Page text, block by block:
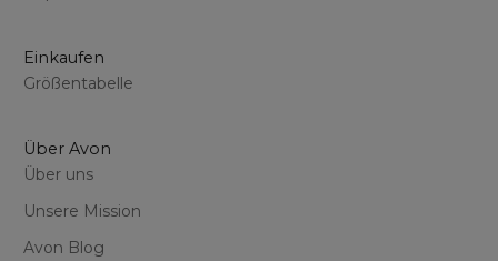
Einkaufen
Größentabelle
Über Avon
Über uns
Unsere Mission
Avon Blog